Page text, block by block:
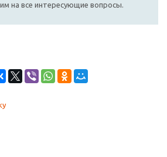
на все интересующие вопросы.